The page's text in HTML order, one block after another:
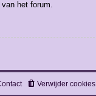
het forum.
Verwijder cookies